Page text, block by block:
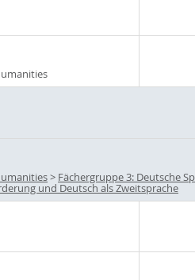
> Fächergruppe 3: Deutsche
und Deutsch als Zweitsprache